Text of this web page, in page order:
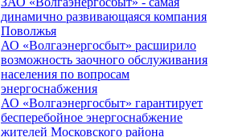
динамично развивающаяся компания
Поволжья
АО «Волгаэнергосбыт» расширило
возможность заочного обслуживания
населения по вопросам
энергоснабжения
АО «Волгаэнергосбыт» гарантирует
бесперебойное энергоснабжение
жителей Московского района